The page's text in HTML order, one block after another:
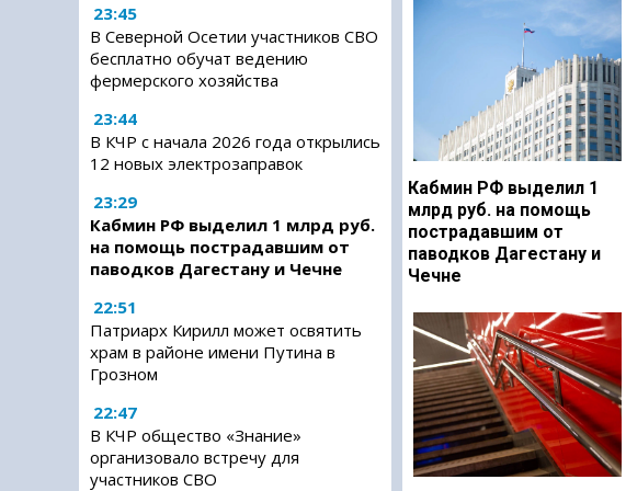
23:45
В Северной Осетии участников СВО
бесплатно обучат ведению
фермерского хозяйства
23:44
В КЧР с начала 2026 года открылись
12 новых электрозаправок
23:29
Кабмин РФ выделил 1 млрд руб.
на помощь пострадавшим от
паводков Дагестану и Чечне
22:51
Патриарх Кирилл может освятить
храм в районе имени Путина в
Грозном
22:47
В КЧР общество «Знание»
организовало встречу для
участников СВО
Кабмин РФ выделил 1
млрд руб. на помощь
пострадавшим от
паводков Дагестану и
Чечне